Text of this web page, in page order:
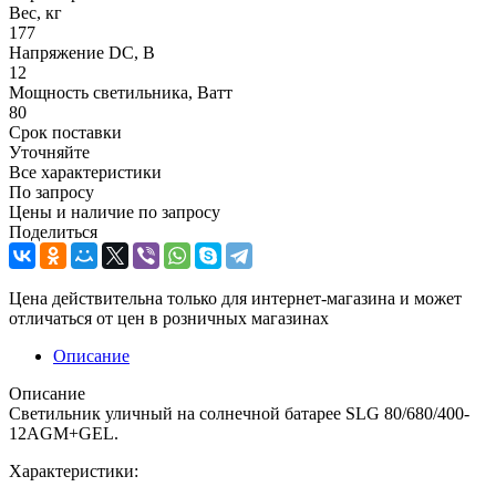
Вес, кг
177
Напряжение DC, В
12
Мощность светильника, Ватт
80
Срок поставки
Уточняйте
Все характеристики
По запросу
Цены и наличие по запросу
Поделиться
Цена действительна только для интернет-магазина и может
отличаться от цен в розничных магазинах
Описание
Описание
Светильник уличный на солнечной батарее SLG 80/680/400-
12AGM+GEL.
Характеристики: